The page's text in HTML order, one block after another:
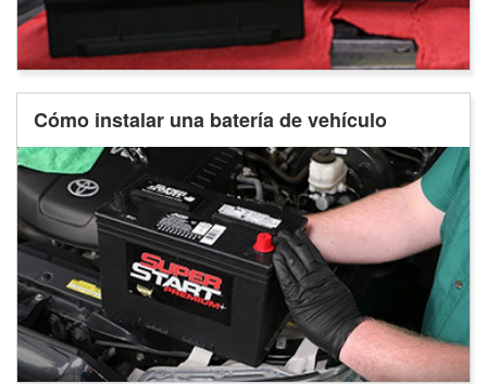
Cómo instalar una batería de vehículo